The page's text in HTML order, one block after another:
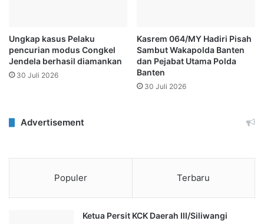
Ungkap kasus Pelaku
pencurian modus Congkel
Jendela berhasil diamankan
30 Juli 2026
Kasrem 064/MY Hadiri Pisah
Sambut Wakapolda Banten
dan Pejabat Utama Polda
Banten
30 Juli 2026
Advertisement
Populer Terbaru
Ketua Persit KCK Daerah III/Siliwangi